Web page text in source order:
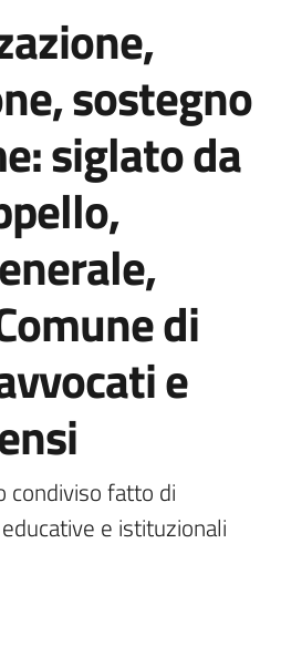
sostegno
siglato da
di
e
condiviso fatto di
e istituzionali